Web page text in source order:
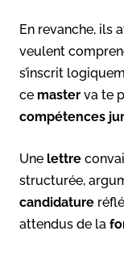
En revanche, ils
veulent
s’inscrit
ce master va te
compétences
Une lettre
structurée,
candidature
attendus de la